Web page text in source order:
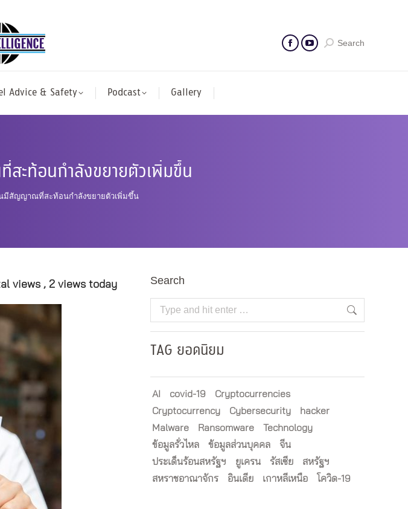
Search
Advice & Safety Podcast Gallery
ะท้อนกำลังขยายตัวเพิ่มขึ้น
มีสัญญาณที่สะท้อนกำลังขยายตัวเพิ่มขึ้น
views , 2 views today Search
Search:
TAG ยอดนิยม
AI covid-19
Cryptocurrencies
Cryptocurrency
Cybersecurity
hacker
Malware
Ransomware
Technology
ข้อมูลรั่วไหล
ข้อมูลส่วนบุคคล
จีน
ประเด็นร้อนสหรัฐฯ
ยูเครน รัสเซีย
สหรัฐฯ
สหราชอาณาจักร
อินเดีย เกาหลีเหนือ โควิด-19